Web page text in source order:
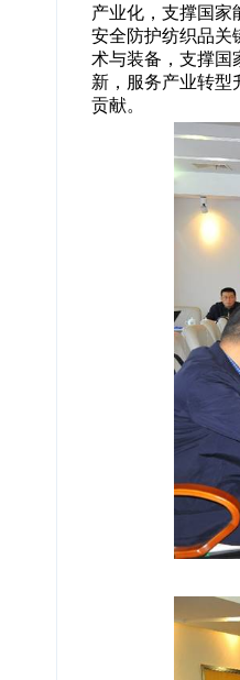
产业化，支撑国家
安全防护纺织品关
术与装备，支撑国
新，服务产业转型
贡献。